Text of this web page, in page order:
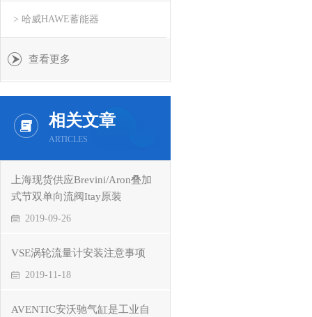
> 哈威HAWE蓄能器
查看更多
相关文章
ARTICLES
上海现货供应Brevini/Aron叠加
式节双单向流阀Itay原装
2019-09-26
VSE涡轮流量计安装注意事项
2019-11-18
AVENTIC安沃驰气缸是工业自